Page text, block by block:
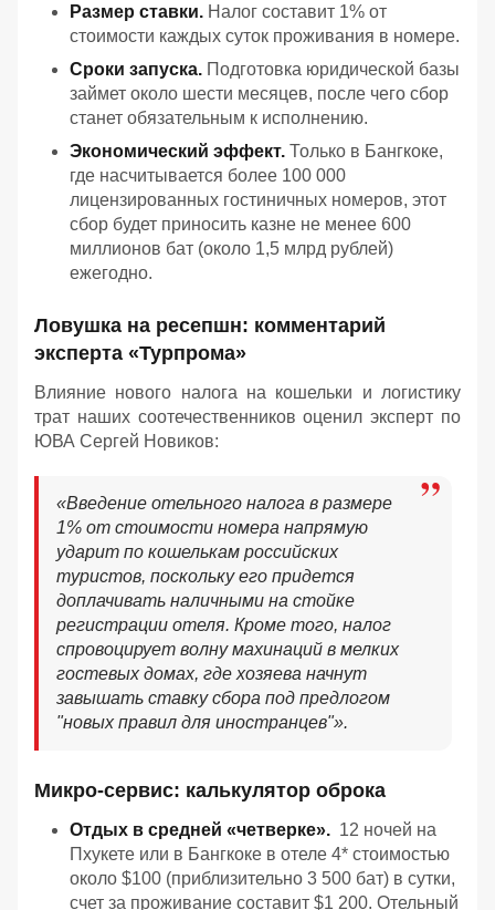
Размер ставки. Налог составит 1% от
стоимости каждых суток проживания в номере.
Сроки запуска. Подготовка юридической базы
займет около шести месяцев, после чего сбор
станет обязательным к исполнению.
Экономический эффект. Только в Бангкоке,
где насчитывается более 100 000
лицензированных гостиничных номеров, этот
сбор будет приносить казне не менее 600
миллионов бат (около 1,5 млрд рублей)
ежегодно.
Ловушка на ресепшн: комментарий
эксперта «Турпрома»
Влияние нового налога на кошельки и логистику
трат наших соотечественников оценил эксперт по
ЮВА Сергей Новиков:
«Введение отельного налога в размере
1% от стоимости номера напрямую
ударит по кошелькам российских
туристов, поскольку его придется
доплачивать наличными на стойке
регистрации отеля. Кроме того, налог
спровоцирует волну махинаций в мелких
гостевых домах, где хозяева начнут
завышать ставку сбора под предлогом
"новых правил для иностранцев"».
Микро-сервис: калькулятор оброка
Отдых в средней «четверке». 12 ночей на
Пхукете или в Бангкоке в отеле 4* стоимостью
около $100 (приблизительно 3 500 бат) в сутки,
счет за проживание составит $1 200. Отельный